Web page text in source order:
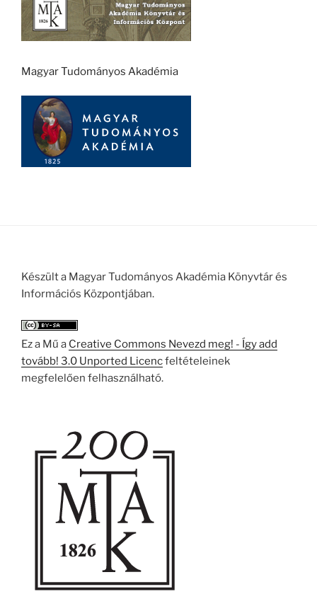
Magyar Tudományos Akadémia
Készült a Magyar Tudományos Akadémia Könyvtár és
Információs Központjában.
Ez a Mű a Creative Commons Nevezd meg! - Így add
tovább! 3.0 Unported Licencfeltételeinek
megfelelően felhasználható.